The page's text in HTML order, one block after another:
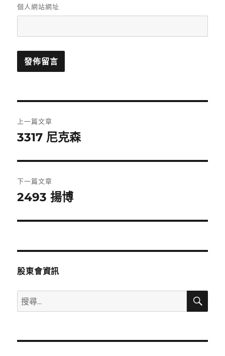
個人網站網址
章
覽
上一篇文章
上
篇
文
章:
3317 尼克森
下一篇文章
下
篇
章:
2493 揚博
股東會資訊
搜
尋
鍵
搜